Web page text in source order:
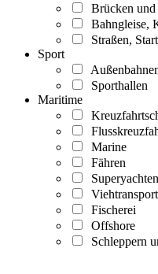
Brücken
Bahngleise,
Straßen,
Sport
Sporthallen
Maritime
Marine
Fähren
Superyachten
Viehtransport
Fischerei
Offshore
Schleppern